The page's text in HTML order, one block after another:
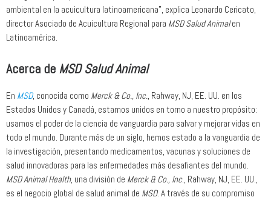
ambiental en la acuicultura latinoamericana”, explica Leonardo Cericato,
director Asociado de Acuicultura Regional para MSD Salud Animalen
Latinoamérica.
Acerca de MSD Salud Animal
En MSD, conocida como Merck & Co., Inc., Rahway, NJ, EE. UU. en los
Estados Unidos y Canadá, estamos unidos en torno a nuestro propósito:
usamos el poder de la ciencia de vanguardia para salvar y mejorar vidas en
todo el mundo. Durante más de un siglo, hemos estado a la vanguardia de
la investigación, presentando medicamentos, vacunas y soluciones de
salud innovadoras para las enfermedades más desafiantes del mundo.
MSD Animal Health, una división de Merck & Co., Inc., Rahway, NJ, EE. UU.,
es el negocio global de salud animal de MSD. A través de su compromiso